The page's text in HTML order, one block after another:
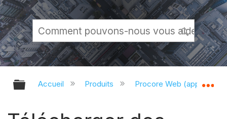
Développer/réduire la hiérarchie
Accueil Produits Procore Web